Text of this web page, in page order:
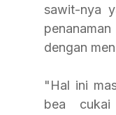
sawit-nya
dengan
"Hal ini
bea